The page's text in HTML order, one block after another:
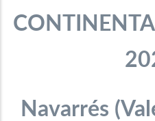
Navarrés